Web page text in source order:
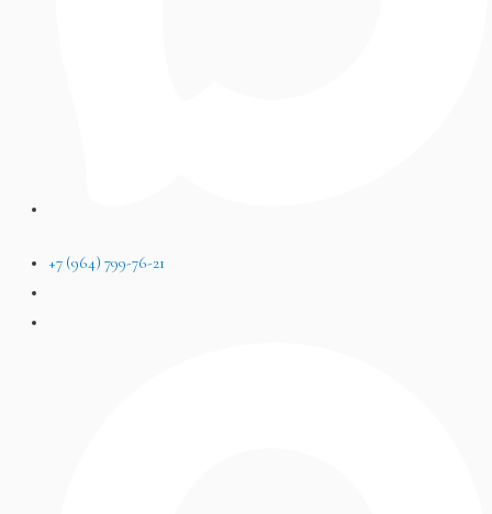
+7 (964) 799-76-21